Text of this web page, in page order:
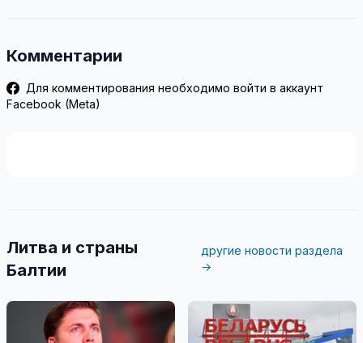
Комментарии
Для комментирования необходимо войти в аккаунт
Facebook (Meta)
Литва и страны
Балтии
другие новости раздела
→